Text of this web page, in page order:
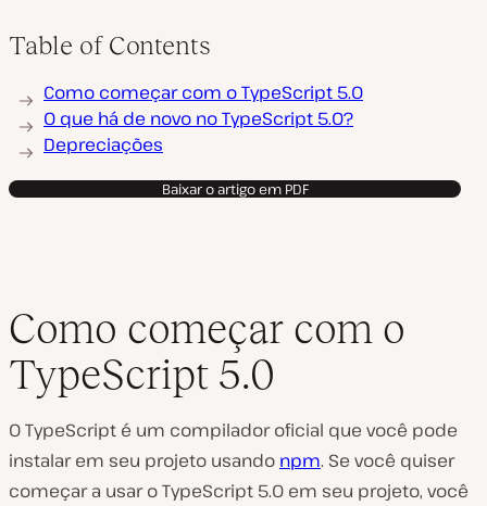
Table of Contents
Como começar com o TypeScript 5.0
O que há de novo no TypeScript 5.0?
Depreciações
Baixar o artigo em PDF
Como começar com o
TypeScript 5.0
O TypeScript é um compilador oficial que você pode
instalar em seu projeto usando npm. Se você quiser
começar a usar o TypeScript 5.0 em seu projeto, você